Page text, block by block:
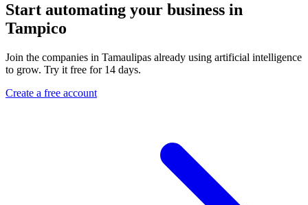
Start automating your business in
Tampico
Join the companies in Tamaulipas already using artificial intelligence
to grow. Try it free for 14 days.
Create a free account